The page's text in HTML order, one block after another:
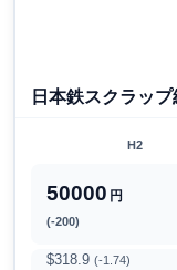
日本鉄スクラッ
H2
50000 円
(-200)
$318.9 (-1.74)